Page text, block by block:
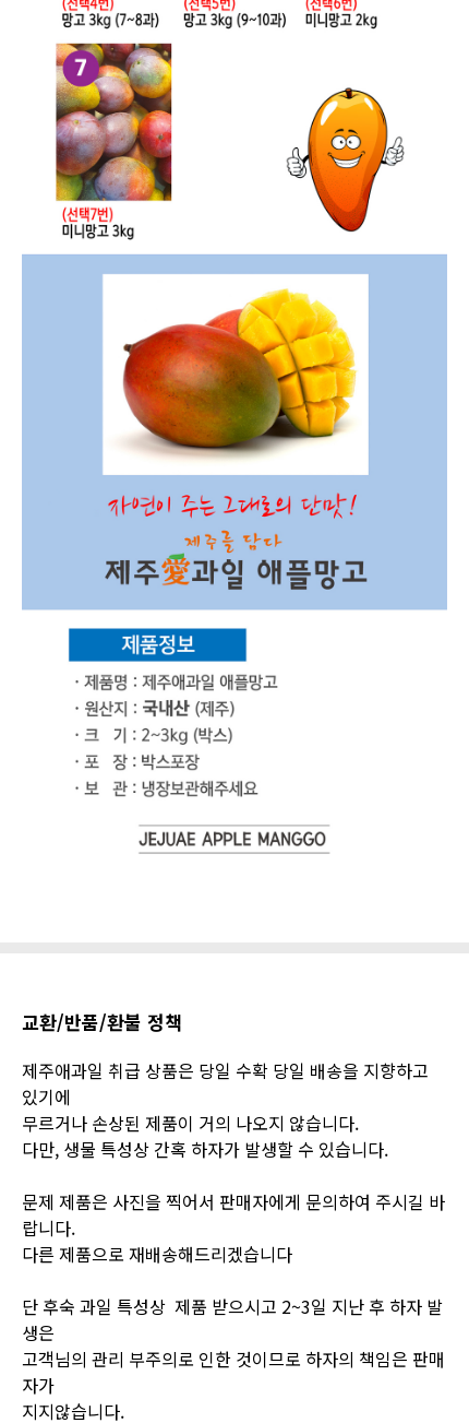
교환/반품/환불 정책
제주애과일 취급 상품은 당일 수확 당일 배송을 지향하고
있기에
무르거나 손상된 제품이 거의 나오지 않습니다.
다만, 생물 특성상 간혹 하자가 발생할 수 있습니다.
문제 제품은 사진을 찍어서 판매자에게 문의하여 주시길 바
랍니다.
다른 제품으로 재배송해드리겠습니다
단 후숙 과일 특성상 제품 받으시고 2~3일 지난 후 하자 발
생은
고객님의 관리 부주의로 인한 것이므로 하자의 책임은 판매
자가
지지않습니다.